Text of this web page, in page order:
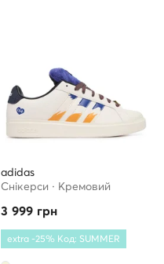
adidas
Снікерcи · Кремовий
3 999 грн
extra -25% Код: SUMMER